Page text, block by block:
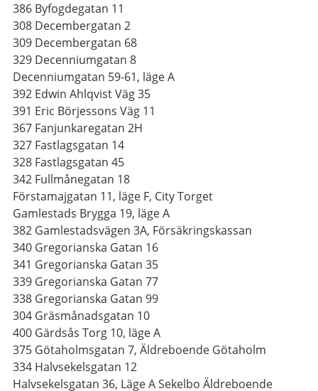
386 Byfogdegatan 11
308 Decembergatan 2
309 Decembergatan 68
329 Decenniumgatan 8
Decenniumgatan 59-61, läge A
392 Edwin Ahlqvist Väg 35
391 Eric Börjessons Väg 11
367 Fanjunkaregatan 2H
327 Fastlagsgatan 14
328 Fastlagsgatan 45
342 Fullmånegatan 18
Förstamajgatan 11, läge F, City Torget
Gamlestads Brygga 19, läge A
382 Gamlestadsvägen 3A, Försäkringskassan
340 Gregorianska Gatan 16
341 Gregorianska Gatan 35
339 Gregorianska Gatan 77
338 Gregorianska Gatan 99
304 Gräsmånadsgatan 10
400 Gärdsås Torg 10, läge A
375 Götaholmsgatan 7, Äldreboende Götaholm
334 Halvsekelsgatan 12
Halvsekelsgatan 36, Läge A Sekelbo Äldreboende